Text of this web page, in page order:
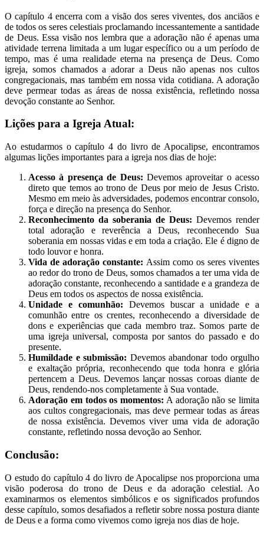
O capítulo 4 encerra com a visão dos seres viventes, dos anciãos e
de todos os seres celestiais proclamando incessantemente a santidade
de Deus. Essa visão nos lembra que a adoração não é apenas uma
atividade terrena limitada a um lugar específico ou a um período de
tempo, mas é uma realidade eterna na presença de Deus. Como
igreja, somos chamados a adorar a Deus não apenas nos cultos
congregacionais, mas também em nossa vida cotidiana. A adoração
deve permear todas as áreas de nossa existência, refletindo nossa
devoção constante ao Senhor.
Lições para a Igreja Atual:
Ao estudarmos o capítulo 4 do livro de Apocalipse, encontramos
algumas lições importantes para a igreja nos dias de hoje:
Acesso à presença de Deus: Devemos aproveitar o acesso
direto que temos ao trono de Deus por meio de Jesus Cristo.
Mesmo em meio às adversidades, podemos encontrar consolo,
força e direção na presença do Senhor.
Reconhecimento da soberania de Deus: Devemos render
total adoração e reverência a Deus, reconhecendo Sua
soberania em nossas vidas e em toda a criação. Ele é digno de
todo louvor e honra.
Vida de adoração constante: Assim como os seres viventes
ao redor do trono de Deus, somos chamados a ter uma vida de
adoração constante, reconhecendo a santidade e a grandeza de
Deus em todos os aspectos de nossa existência.
Unidade e comunhão: Devemos buscar a unidade e a
comunhão entre os crentes, reconhecendo a diversidade de
dons e experiências que cada membro traz. Somos parte de
uma igreja universal, composta por santos do passado e do
presente.
Humildade e submissão: Devemos abandonar todo orgulho
e exaltação própria, reconhecendo que toda honra e glória
pertencem a Deus. Devemos lançar nossas coroas diante de
Deus, rendendo-nos completamente à Sua vontade.
Adoração em todos os momentos: A adoração não se limita
aos cultos congregacionais, mas deve permear todas as áreas
de nossa existência. Devemos viver uma vida de adoração
constante, refletindo nossa devoção ao Senhor.
Conclusão:
O estudo do capítulo 4 do livro de Apocalipse nos proporciona uma
visão poderosa do trono de Deus e da adoração celestial. Ao
examinarmos os elementos simbólicos e os significados profundos
desse capítulo, somos desafiados a refletir sobre nossa postura diante
de Deus e a forma como vivemos como igreja nos dias de hoje.